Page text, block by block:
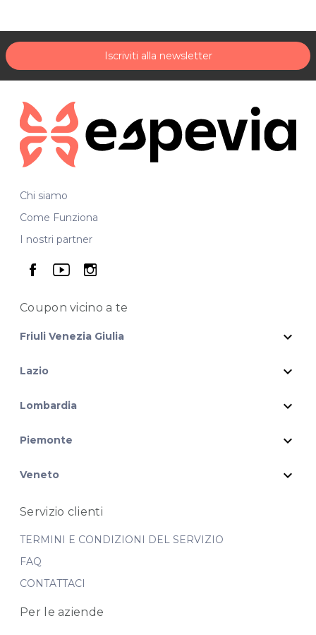
Aumenta la consepevolezza di te stesso e delle tue capacità
per raggiungere i tupi obiettivi e realizzare i tuoi progetti con
l'aiuto di ALESSANDRA!
ALESSANDRA AGOSTO - Counselor e Trainer
Via del Bosco 12
34131 Trieste
Tel. 3207934330
Per ulteriori informazioni sull'offerta o sulle modalità di
Iscriviti alla newsletter
Chi siamo
Come Funziona
I nostri partner
seguici su facebook
seguici su youtube
seguici su instagram
Coupon vicinoa te
Friuli Venezia Giulia expand_more
Lazio expand_more
Lombardia expand_more
Piemonte expand_more
Veneto expand_more
Servizio clienti
TERMINI E CONDIZIONI DEL SERVIZIO
FAQ
CONTATTACI
Per le aziende